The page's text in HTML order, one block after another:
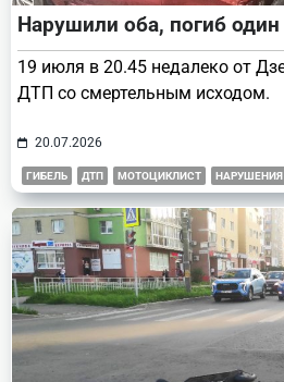
Нарушили оба, погиб один
19 июля в 20.45 недалеко от
ДТП со смертельным исходом.
20.07.2026
ГИБЕЛЬ ДТП МОТОЦИКЛИСТ НАРУШЕНИЯ